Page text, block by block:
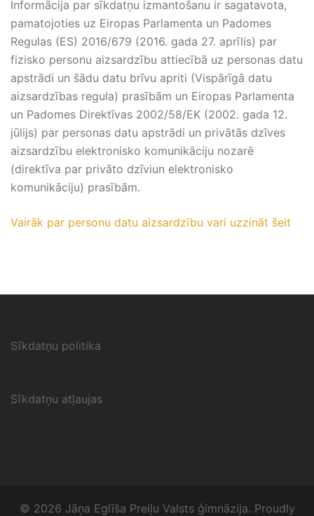
Informācija par sīkdatņu izmantošanu ir sagatavota,
pamatojoties uz Eiropas Parlamenta un Padomes
Regulas (ES) 2016/679 (2016. gada 27. aprīlis) par
fizisko personu aizsardzību attiecībā uz personas datu
apstrādi un šādu datu brīvu apriti (Vispārīgā datu
aizsardzības regula) prasībām un Eiropas Parlamenta
un Padomes Direktīvas 2002/58/EK (2002. gada 12.
jūlijs) par personas datu apstrādi un privātās dzīves
aizsardzību elektronisko komunikāciju nozarē
(direktīva par privāto dzīviun elektronisko
komunikāciju) prasībām.
Vairāk par personu datu aizsardzību vari uzzināt šeit
Sīkdatņu politika
Sīkdatņu atļaujas
© 2026 Jāņa Eglīša Preiļu Valsts ģimnāzija. Proudly